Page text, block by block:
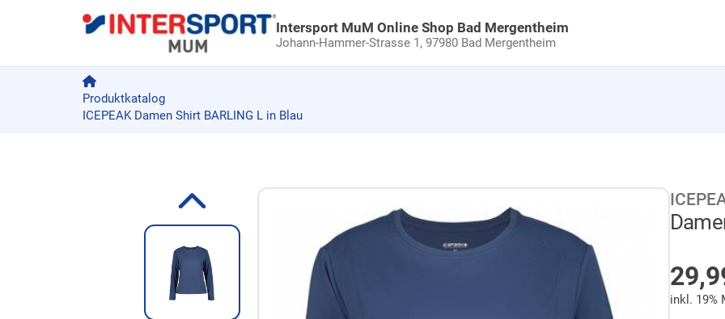
Intersport MuM Online Shop Bad Mergentheim
Johann-Hammer-Strasse 1,97980 Bad Mergentheim
Produktkatalog
ICEPEAK Damen Shirt BARLING L in Blau
Zur Produktbeschreibung springen
inkl. 19%